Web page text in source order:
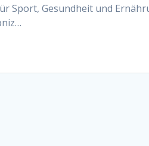
Sport, Gesundheit und